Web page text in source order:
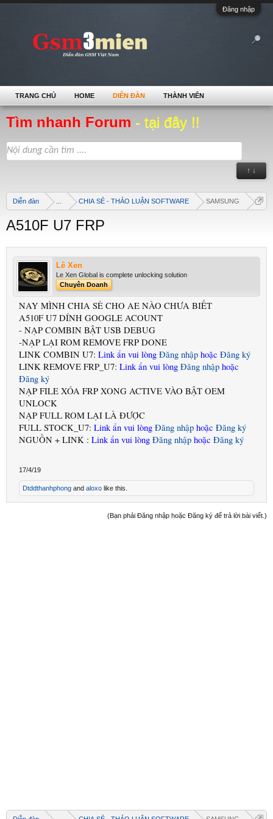
Đăng nhập
Tìm nhanh Forum - tại đây !!
↑ ↓
Diễn đàn CHIA SẺ - THẢO LUẬN SOFTWARE SAMSUNG
A510F U7 FRP
Lê Xen
Le Xen Global is complete unlocking solution
Chuyên Doanh
NAY MÌNH CHIA SẺ CHO AE NÀO CHƯA BIẾT
A510F U7 DÍNH GOOGLE ACOUNT
- NẠP COMBIN BẬT USB DEBUG
-NẠP LẠI ROM REMOVE FRP DONE
LINK COMBIN U7: Link ẩn vui lòng Đăng nhập hoặc Đăng ký
LINK REMOVE FRP_U7: Link ẩn vui lòng Đăng nhập hoặc
Đăng ký
NẠP FILE XÓA FRP XONG ACTIVE VÀO BẬT OEM
UNLOCK
NẠP FULL ROM LẠI LÀ ĐƯỢC
FULL STOCK_U7: Link ẩn vui lòng Đăng nhập hoặc Đăng ký
NGUỒN + LINK : Link ẩn vui lòng Đăng nhập hoặc Đăng ký
17/4/19
Dtddthanhphong and aloxo like this.
(Bạn phải Đăng nhập hoặc Đăng ký để trả lời bài viết.)
TRANG CHỦ HOME DIỄN ĐÀN THÀNH VIÊN